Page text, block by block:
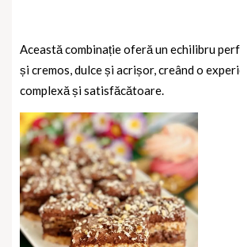
Această combinație oferă un echilibru
și cremos, dulce și acrișor, creând o
complexă și satisfăcătoare.